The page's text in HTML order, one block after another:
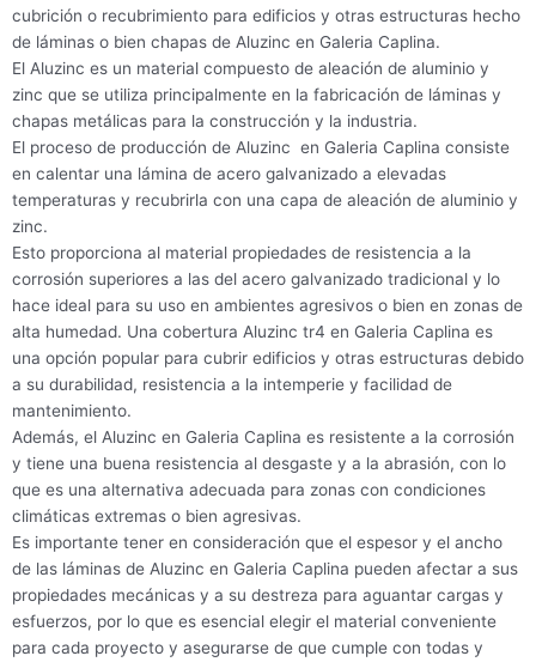
cubrición o recubrimiento para edificios y otras estructuras hecho
de láminas o bien chapas de Aluzinc en Galeria Caplina.
El Aluzinc es un material compuesto de aleación de aluminio y
zinc que se utiliza principalmente en la fabricación de láminas y
chapas metálicas para la construcción y la industria.
El proceso de producción de Aluzinc en Galeria Caplina consiste
en calentar una lámina de acero galvanizado a elevadas
temperaturas y recubrirla con una capa de aleación de aluminio y
zinc.
Esto proporciona al material propiedades de resistencia a la
corrosión superiores a las del acero galvanizado tradicional y lo
hace ideal para su uso en ambientes agresivos o bien en zonas de
alta humedad. Una cobertura Aluzinc tr4 en Galeria Caplina es
una opción popular para cubrir edificios y otras estructuras debido
a su durabilidad, resistencia a la intemperie y facilidad de
mantenimiento.
Además, el Aluzinc en Galeria Caplina es resistente a la corrosión
y tiene una buena resistencia al desgaste y a la abrasión, con lo
que es una alternativa adecuada para zonas con condiciones
climáticas extremas o bien agresivas.
Es importante tener en consideración que el espesor y el ancho
de las láminas de Aluzinc en Galeria Caplina pueden afectar a sus
propiedades mecánicas y a su destreza para aguantar cargas y
esfuerzos, por lo que es esencial elegir el material conveniente
para cada proyecto y asegurarse de que cumple con todas y